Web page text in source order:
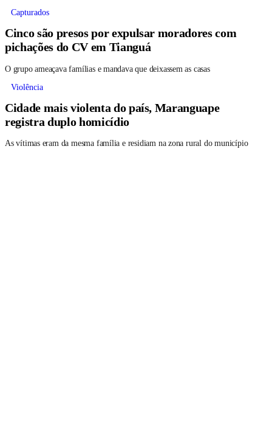
Capturados
Cinco são presos por expulsar moradores com
pichações do CV em Tianguá
O grupo ameaçava famílias e mandava que deixassem as casas
Violência
Cidade mais violenta do país, Maranguape
registra duplo homicídio
As vítimas eram da mesma família e residiam na zona rural do município